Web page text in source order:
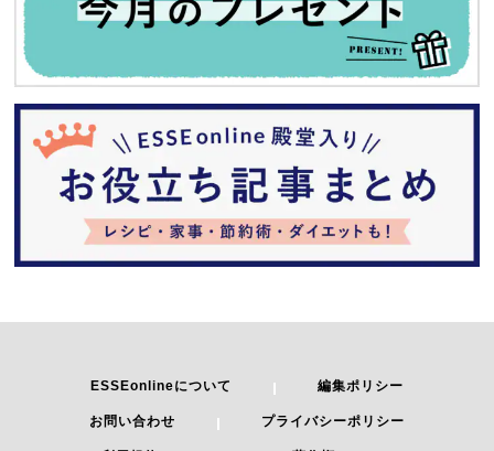
ESSEonlineについて 編集ポリシー
お問い合わせ プライバシーポリシー